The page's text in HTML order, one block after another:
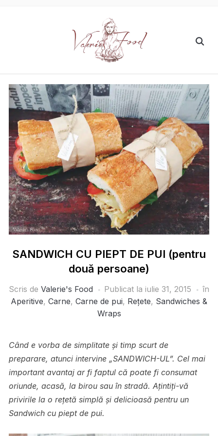
SANDWICH CU PIEPT DE PUI (pentru
două persoane)
Scris de Valerie's Food Publicat la iulie 31, 2015
în
Aperitive, Carne, Carne de pui, Rețete, Sandwiches &
Wraps
Când e vorba de simplitate și timp scurt de
preparare, atunci intervine „SANDWICH-UL”. Cel mai
important avantaj ar fi faptul că poate fi consumat
oriunde, acasă, la birou sau în stradă. Ațintiți-vă
privirile la o rețetă simplă și delicioasă pentru un
Sandwich cu piept de pui.